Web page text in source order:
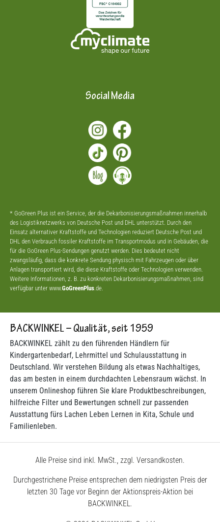
Social Media
* GoGreen Plus ist ein Service, der die Dekarbonisierungsmaßnahmen innerhalb
des Logistiknetzwerks von Deutsche Post und DHL unterstützt. Durch den
Einsatz alternativer Kraftstoffe und Technologien reduziert Deutsche Post und
DHL den Verbrauch fossiler Kraftstoffe im Transportmodus und in Gebäuden, die
für die GoGreen Plus-Sendungen genutzt werden. Dies bedeutet nicht
zwangsläufig, dass die konkrete Sendung physisch mit Fahrzeugen oder über
Anlagen transportiert wird, die diese Kraftstoffe oder Technologien verwenden.
Weitere Informationen, z. B. zu konkreten Dekarbonisierungsmaßnahmen, sind
verfügbar unter www.GoGreenPlus.de.
BACKWINKEL – Qualität, seit 1959
BACKWINKEL zählt zu den führenden Händlern für
Kindergartenbedarf, Lehrmittel und Schulausstattung in
Deutschland. Wir verstehen Bildung als etwas Nachhaltiges,
das am besten in einem durchdachten Lebensraum wächst. In
unserem Onlineshop führen Sie klare Produktbeschreibungen,
hilfreiche Filter und Bewertungen schnell zur passenden
Ausstattung fürs Lachen Leben Lernen in Kita, Schule und
Familienleben.
Alle Preise sind inkl. MwSt., zzgl. Versandkosten.
Durchgestrichene Preise entsprechen dem niedrigsten Preis der
letzten 30 Tage vor Beginn der Aktionspreis-Aktion bei
BACKWINKEL.